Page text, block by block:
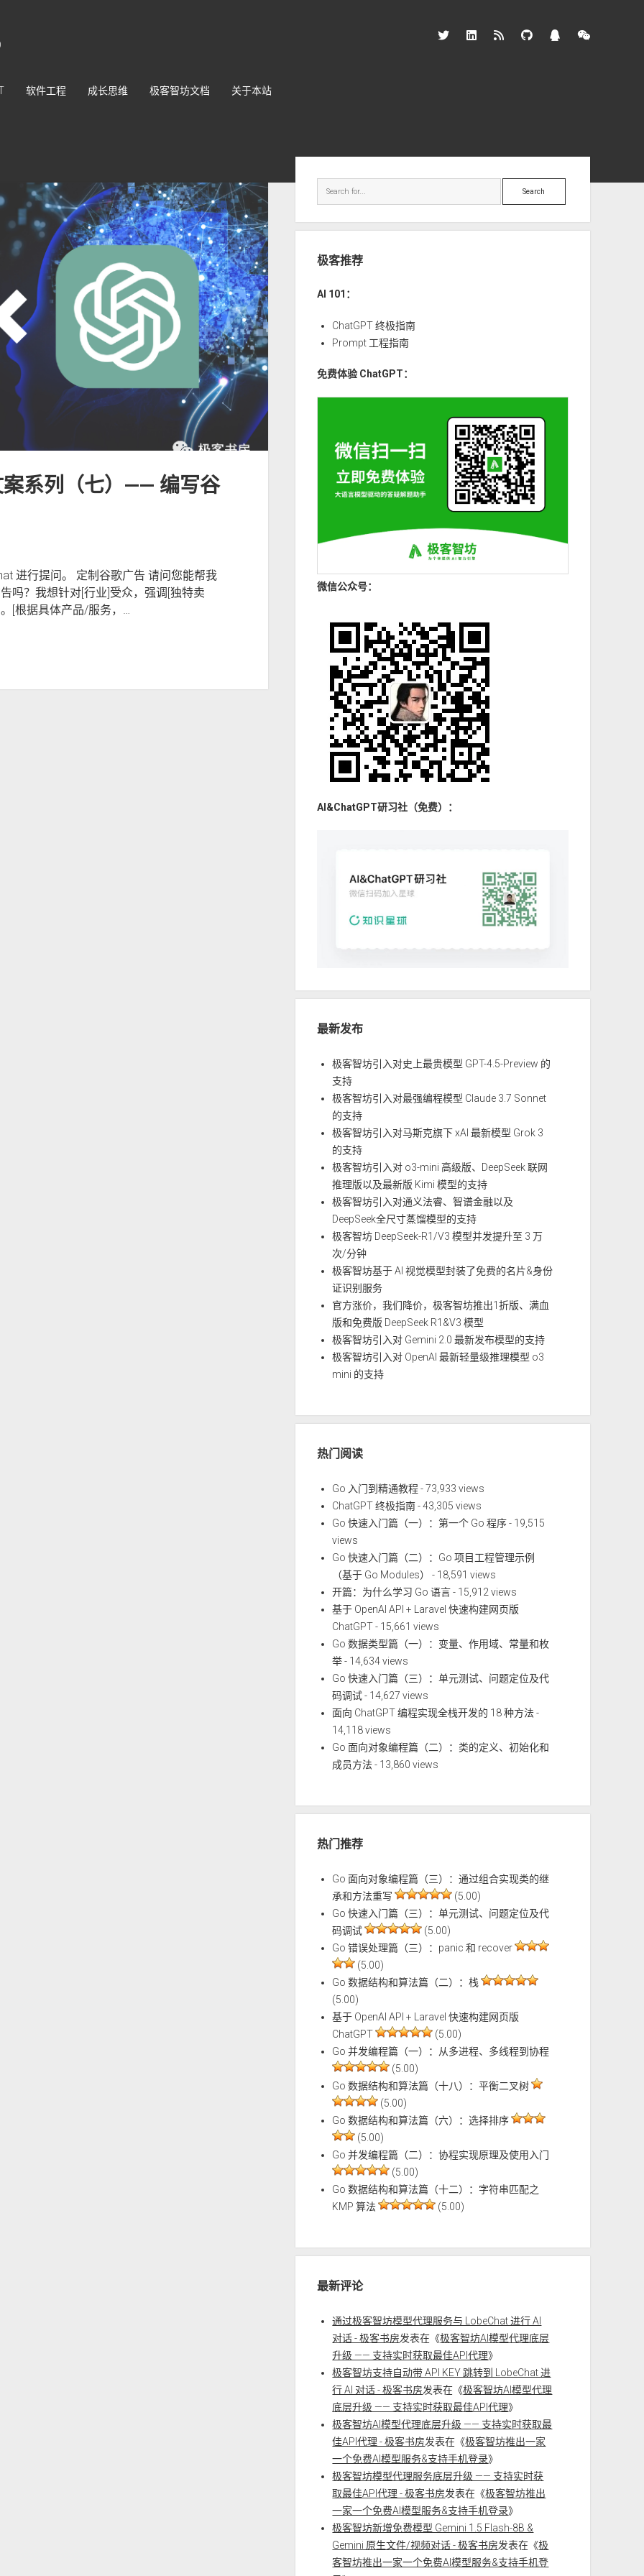
twitterlinkedin github
软件工程 成长思维 极客智坊文档 关于本站
案系列（七）—— 编写谷
进行提问。 定制谷歌广告 请问您能帮我
吗？我想针对[行业]受众，强调[独特卖
[根据具体产品/服务，…
Search
极客推荐
AI 101：
ChatGPT 终极指南
Prompt 工程指南
免费体验 ChatGPT：
微信公众号：
AI&ChatGPT研习社（免费）：
最新发布
极客智坊引入对史上最贵模型 GPT-4.5-Preview 的
支持
极客智坊引入对最强编程模型 Claude 3.7 Sonnet
的支持
极客智坊引入对马斯克旗下 xAI 最新模型 Grok 3
的支持
极客智坊引入对 o3-mini 高级版、DeepSeek 联网
推理版以及最新版 Kimi 模型的支持
极客智坊引入对通义法睿、智谱金融以及
DeepSeek全尺寸蒸馏模型的支持
极客智坊 DeepSeek-R1/V3 模型并发提升至 3 万
次/分钟
极客智坊基于 AI 视觉模型封装了免费的名片&身份
证识别服务
官方涨价，我们降价，极客智坊推出1折版、满血
版和免费版 DeepSeek R1&V3 模型
极客智坊引入对 Gemini 2.0 最新发布模型的支持
极客智坊引入对 OpenAI 最新轻量级推理模型 o3
mini 的支持
热门阅读
Go 入门到精通教程- 73,933 views
ChatGPT 终极指南- 43,305 views
Go 快速入门篇（一）：第一个 Go 程序- 19,515
views
Go 快速入门篇（二）：Go 项目工程管理示例
（基于 Go Modules）
- 18,591 views
开篇：为什么学习 Go 语言- 15,912 views
基于 OpenAI API + Laravel 快速构建网页版
ChatGPT- 15,661 views
Go 数据类型篇（一）：变量、作用域、常量和枚
举- 14,634 views
Go 快速入门篇（三）：单元测试、问题定位及代
码调试- 14,627 views
面向 ChatGPT 编程实现全栈开发的 18 种方法-
14,118 views
Go 面向对象编程篇（二）：类的定义、初始化和
成员方法- 13,860 views
热门推荐
Go 面向对象编程篇（三）：通过组合实现类的继
承和方法重写
(5.00)
Go 快速入门篇（三）：单元测试、问题定位及代
码调试
(5.00)
Go 错误处理篇（三）：panic 和 recover
(5.00)
Go 数据结构和算法篇（二）：栈
(5.00)
基于 OpenAI API + Laravel 快速构建网页版
ChatGPT
(5.00)
Go 并发编程篇（一）：从多进程、多线程到协程
(5.00)
Go 数据结构和算法篇（十八）：平衡二叉树
(5.00)
Go 数据结构和算法篇（六）：选择排序
(5.00)
Go 并发编程篇（二）：协程实现原理及使用入门
(5.00)
Go 数据结构和算法篇（十二）：字符串匹配之
KMP 算法
(5.00)
最新评论
通过极客智坊模型代理服务与 LobeChat 进行 AI
对话 - 极客书房发表在《极客智坊AI模型代理底层
升级 —— 支持实时获取最佳API代理》
极客智坊支持自动带 API KEY 跳转到 LobeChat 进
行 AI 对话 - 极客书房发表在《极客智坊AI模型代理
底层升级 —— 支持实时获取最佳API代理》
极客智坊AI模型代理底层升级 —— 支持实时获取最
佳API代理 - 极客书房发表在《极客智坊推出一家
一个免费AI模型服务&支持手机登录》
极客智坊模型代理服务底层升级 —— 支持实时获
取最佳API代理 - 极客书房发表在《极客智坊推出
一家一个免费AI模型服务&支持手机登录》
极客智坊新增免费模型 Gemini 1.5 Flash-8B &
Gemini 原生文件/视频对话 - 极客书房发表在《极
客智坊推出一家一个免费AI模型服务&支持手机登